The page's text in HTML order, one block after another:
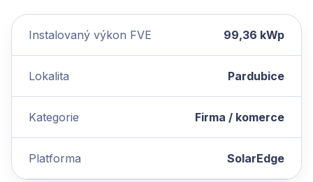
Instalovaný výkon FVE 99,36 kWp
Lokalita Pardubice
Kategorie Firma / komerce
Platforma SolarEdge